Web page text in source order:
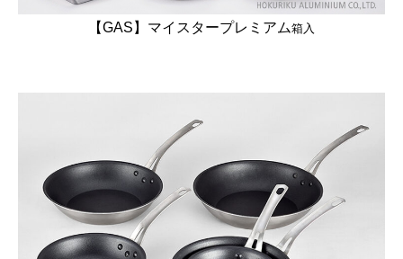
【GAS】マイスタープレミアム箱入